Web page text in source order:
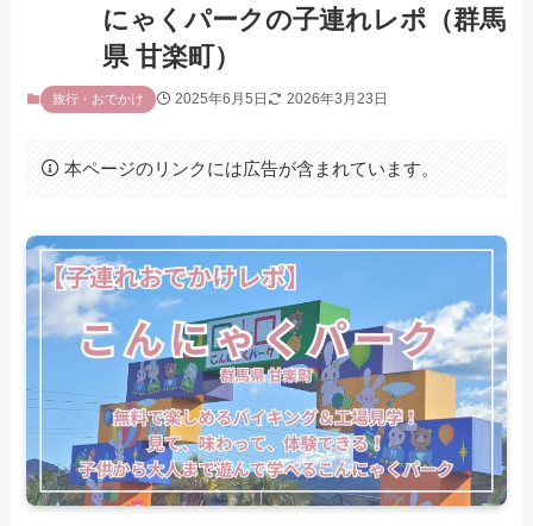
にゃくパークの子連れレポ（群馬
県 甘楽町）
旅行・おでかけ 2025年6月5日 2026年3月23日
本ページのリンクには広告が含まれています。